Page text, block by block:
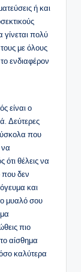
ή και
γίνεται πολύ
με όλους
ενδιαφέρον
είναι ο
Δεύτερες
που
θέλεις να
που δεν
και
μυαλό σου
πιο
αίσθημα
καλύτερα